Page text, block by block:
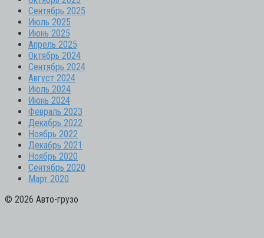
Сентябрь 2025
Июль 2025
Июнь 2025
Апрель 2025
Октябрь 2024
Сентябрь 2024
Август 2024
Июль 2024
Июнь 2024
Февраль 2023
Декабрь 2022
Ноябрь 2022
Декабрь 2021
Ноябрь 2020
Сентябрь 2020
Март 2020
© 2026 Авто-грузо